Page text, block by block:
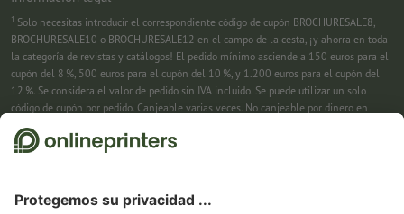
1 Solo necesitas introducir el correspondiente código de cupón BROCHURESALE8,
BROCHURESALE10 o BROCHURESALE12 en el campo de la cesta, ¡y ahorra en toda
la categoría de revistas y catálogos! El pedido mínimo asciende a 150 euros para el
cupón del 8 %, 500 euros para el cupón del 10 %, y 1.200 euros para el cupón del
12 %. Se considera el valor de pedido sin IVA incluido. Se puede utilizar un solo
código de cupón por pedido. Canjeable varias veces. No canjeable por dinero en
efectivo. No acumulable con otras promociones. La promoción es válida hasta el
31/08/2026 inclusive.
nuestro boletín. Por supuesto, te puedes dar de baja en cualquier momento. Importe